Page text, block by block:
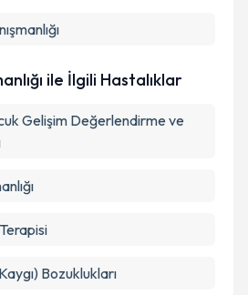
işlenmesine ilişkin
Talebini Gönder
ile İlgili Hastalıklar
Gelişim Değerlendirme ve
Bozuklukları